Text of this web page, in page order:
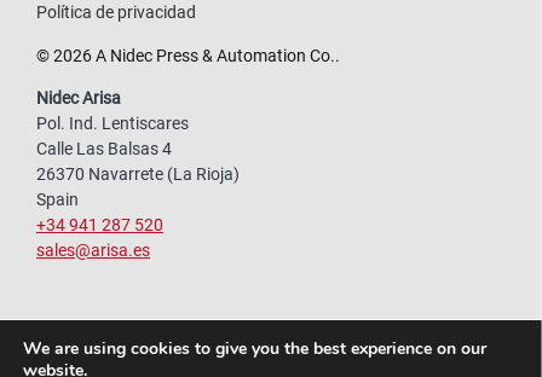
Política de privacidad
© 2026 A Nidec Press & Automation Co..
Nidec Arisa
Pol. Ind. Lentiscares
Calle Las Balsas 4
26370 Navarrete (La Rioja)
Spain
+34 941 287 520
sales@arisa.es
We are using cookies to give you the best experience on our
website.